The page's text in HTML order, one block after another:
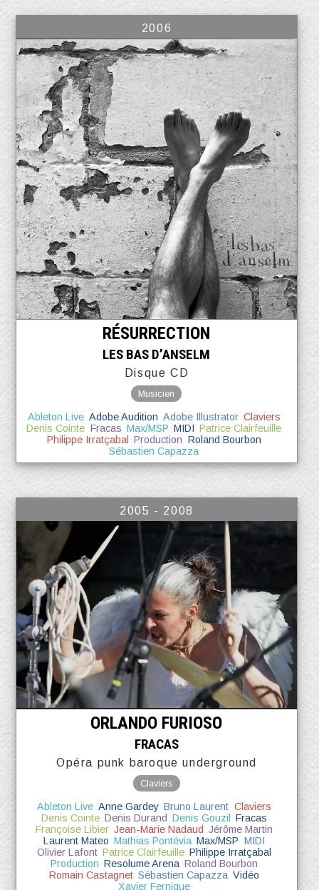
2006
RÉSURRECTION
LES BAS D’ANSELM
Disque CD
Musicien
Ableton Live Adobe Audition Adobe Illustrator Claviers
Denis Cointe Fracas Max/MSP MIDI Patrice Clairfeuille
Philippe Irratçabal
Production Roland Bourbon
Sébastien Capazza
2005 - 2008
ORLANDO FURIOSO
FRACAS
Opéra punk baroque underground
Claviers
Ableton Live Anne Gardey Bruno Laurent Claviers
Denis Cointe Denis Durand Denis Gouzil
Fracas
Françoise Libier Jean-Marie Nadaud Jérôme Martin
Laurent Mateo Mathias Pontévia Max/MSP MIDI
Olivier Lafont Patrice Clairfeuille Philippe Irratçabal
Production Resolume Arena Roland Bourbon
Romain Castagnet Sébastien Capazza Vidéo
Xavier Fernique